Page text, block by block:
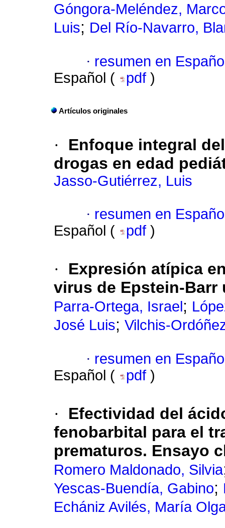
Góngora-Meléndez,
Luis; Del Río-Navarro,
· resumen en
Español (
pdf )
Artículos originales
·
Enfoque integral
drogas en edad
Jasso-Gutiérrez, Luis
· resumen en
Español (
pdf )
·
Expresión atípica
virus de Epstein-Barr
Parra-Ortega, Israel ;
José Luis; Vilchis-
· resumen en
Español (
pdf )
·
Efectividad del
fenobarbital para el
prematuros. Ensayo
Romero Maldonado, Silvia
Yescas-Buendía, Gabino;
Echániz Avilés, María